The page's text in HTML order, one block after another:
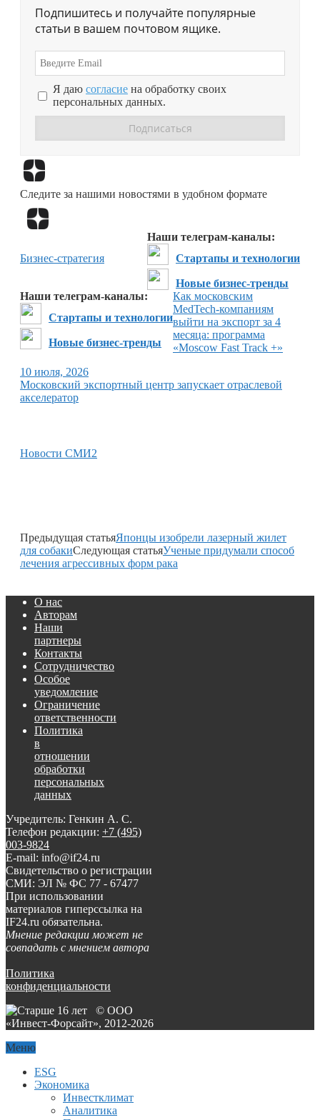
Подпишитесь и получайте популярные
статьи в вашем почтовом ящике.
Я даю согласие на обработку своих
персональных данных.
Следите за нашими новостями в удобном формате
Наши телеграм-каналы:
Стартапы и технологии
Новые бизнес-тренды
Наши телеграм-каналы:
Стартапы и технологии
Новые бизнес-тренды
Бизнес-стратегия
Как московским
MedTech-компаниям
выйти на экспорт за 4
месяца: программа
«Moscow Fast Track +»
10 июля, 2026
Московский экспортный центр запускает отраслевой
акселератор
Новости СМИ2
Предыдущая статьяЯпонцы изобрели лазерный жилет
для собакиСледующая статьяУченые придумали способ
лечения агрессивных форм рака
О нас
Авторам
Наши
партнеры
Контакты
Сотрудничество
Особое
уведомление
Ограничение
ответственности
Политика
в
отношении
обработки
персональных
данных
Учредитель: Генкин А. С.
Телефон редакции: +7 (495)
003-9824
E-mail: info@if24.ru
Свидетельство о регистрации
СМИ: ЭЛ № ФС 77 - 67477
При использовании
материалов гиперссылка на
IF24.ru обязательна.
Мнение редакции может не
совпадать с мнением автора
Политика
конфиденциальности
© ООО
«Инвест-Форсайт», 2012-2026
Меню
ESG
Экономика
Инвестклимат
Аналитика